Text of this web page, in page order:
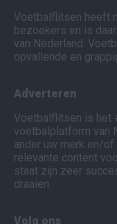
Voetbalflitsen heeft
bezoekers en is
van Nederland.
opvallende en
Adverteren
Voetbalflitsen is het
voetbalplatform van
ander uw merk en/
relevante content
staat zijn zeer
draaien.
Volg ons